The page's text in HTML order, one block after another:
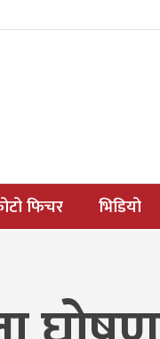
फिचर भिडियो